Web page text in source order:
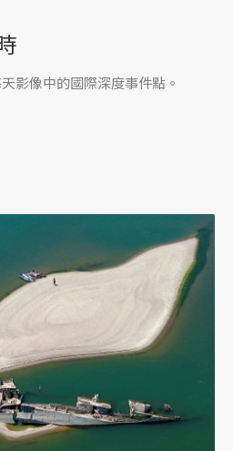
影像中的國際深度事件點。